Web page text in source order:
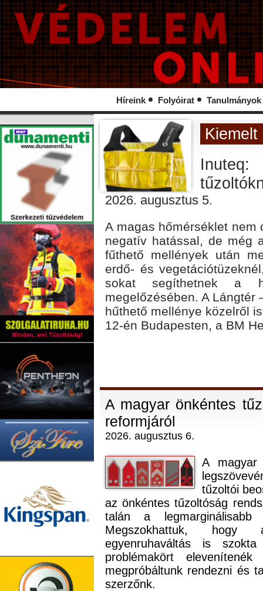
Híreink Folyóirat Tanulmányok
Kiemelt
2026. augusztus 5.
A magas hőmérséklet
negatív hatással, de még
fűthető mellények után
erdő- és
sokat segíthetnek a
megelőzésében. A Lángtér
hűthető mellénye közelről
12-én Budapesten, a BM
A magyar önkéntes
reformjáról
2026. augusztus 6.
A magyar
tűzoltói
az önkéntes tűzoltóság
talán a
Megszokhattuk, hogy
egyenruhaváltás is
problémakört
megpróbáltunk rendezni és
szerzőnk.